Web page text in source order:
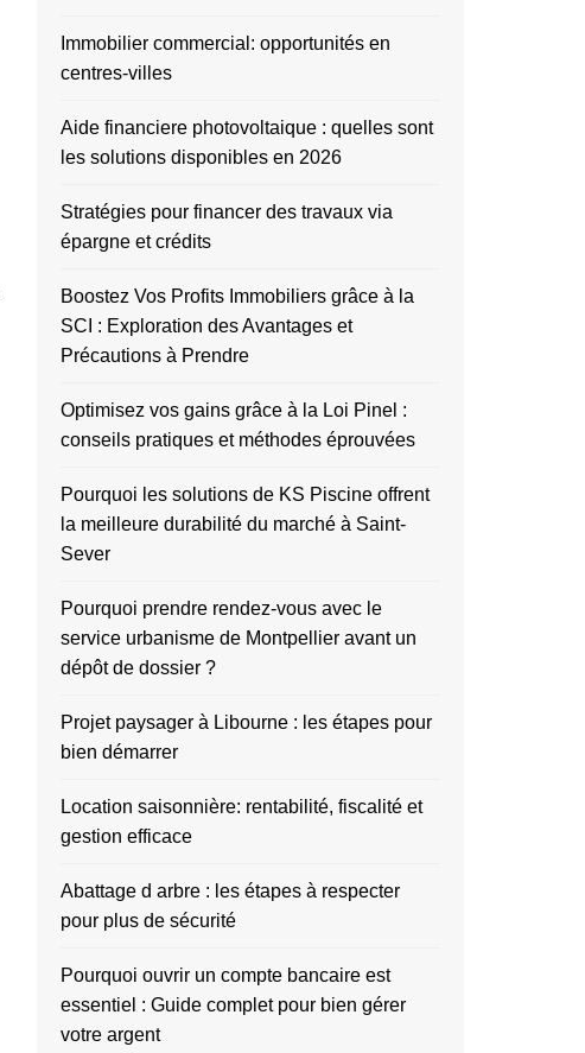
Immobilier commercial: opportunités en
centres-villes
Aide financiere photovoltaique : quelles sont
les solutions disponibles en 2026
Stratégies pour financer des travaux via
épargne et crédits
Boostez Vos Profits Immobiliers grâce à la
SCI : Exploration des Avantages et
Précautions à Prendre
Optimisez vos gains grâce à la Loi Pinel :
conseils pratiques et méthodes éprouvées
Pourquoi les solutions de KS Piscine offrent
la meilleure durabilité du marché à Saint-
Sever
Pourquoi prendre rendez-vous avec le
service urbanisme de Montpellier avant un
dépôt de dossier ?
Projet paysager à Libourne : les étapes pour
bien démarrer
Location saisonnière: rentabilité, fiscalité et
gestion efficace
Abattage d arbre : les étapes à respecter
pour plus de sécurité
Pourquoi ouvrir un compte bancaire est
essentiel : Guide complet pour bien gérer
votre argent